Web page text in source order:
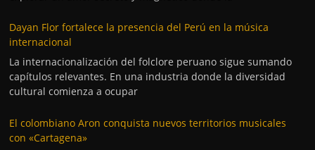
Dayan Flor fortalece la presencia del Perú en la música
internacional
La internacionalización del folclore peruano sigue sumando
capítulos relevantes. En una industria donde la diversidad
cultural comienza a ocupar
El colombiano Aron conquista nuevos territorios musicales
con «Cartagena»